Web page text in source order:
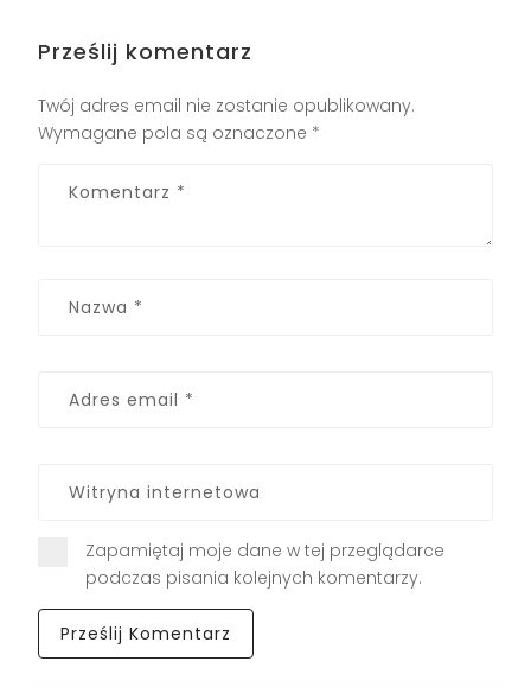
Prześlij komentarz
Twój adres email nie zostanie opublikowany.
Wymagane pola są oznaczone *
Zapamiętaj moje dane w tej przeglądarce
podczas pisania kolejnych komentarzy.